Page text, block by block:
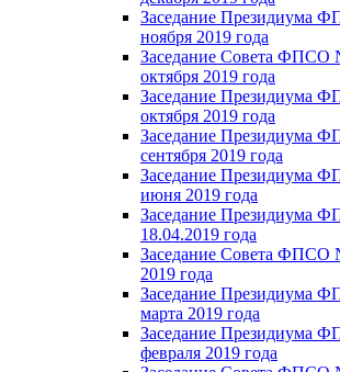
Заседание Президиума
ноября 2019 года
Заседание Совета ФПСО
октября 2019 года
Заседание Президиума
октября 2019 года
Заседание Президиума
сентября 2019 года
Заседание Президиума
июня 2019 года
Заседание Президиума
18.04.2019 года
Заседание Совета ФПСО
2019 года
Заседание Президиума
марта 2019 года
Заседание Президиума
февраля 2019 года